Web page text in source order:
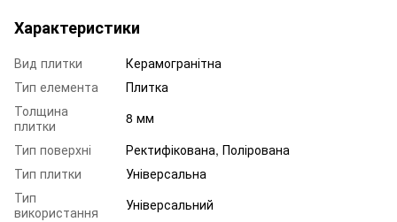
Характеристики
Вид плитки
Керамогранітна
Тип елемента
Плитка
Толщина
плитки
8 мм
Тип поверхні
Ректифікована, Полірована
Тип плитки
Універсальна
Тип
використання
Універсальний